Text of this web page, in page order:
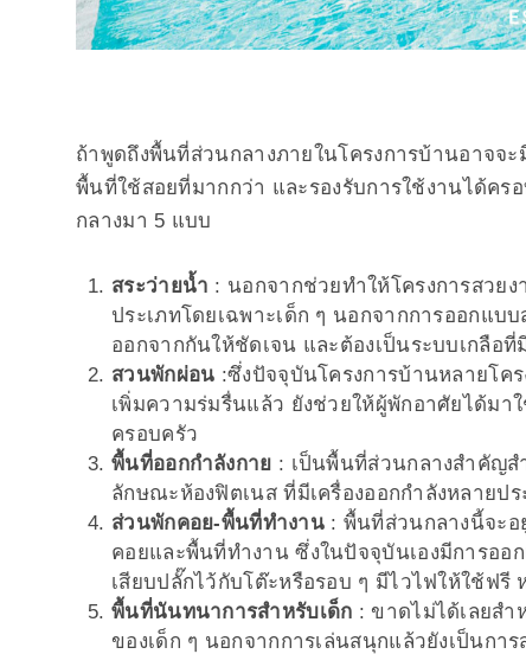
ถ้าพูดถึงพื้นที่ส่วนกลางภายในโครงการบ้านอาจ
พื้นที่ใช้สอยที่มากกว่า และรองรับการใช้งานได้ค
กลางมา 5 แบบ
สระว่ายน้ำ : นอกจากช่วยทำให้โครงการสวย
ประเภทโดยเฉพาะเด็ก ๆ นอกจากการออกแบ
ออกจากกันให้ชัดเจน และต้องเป็นระบบเกลือ
สวนพักผ่อน :ซึ่งปัจจุบันโครงการบ้านหลายโ
เพิ่มความร่มรื่นแล้ว ยังช่วยให้ผู้พักอาศัยได้มา
ครอบครัว
พื้นที่ออกกำลังกาย : เป็นพื้นที่ส่วนกลางสำคัญ
ลักษณะห้องฟิตเนส ที่มีเครื่องออกกำลังหลายป
ส่วนพักคอย-พื้นที่ทำงาน: พื้นที่ส่วนกลางนี้จะอ
คอยและพื้นที่ทำงาน ซึ่งในปัจจุบันเองมีการอ
เสียบปลั๊กไว้กับโต๊ะหรือรอบ ๆ มีไวไฟให้ใช้ฟรี
พื้นที่นันทนาการสำหรับเด็ก : ขาดไม่ได้เลยส
ของเด็ก ๆ นอกจากการเล่นสนุกแล้วยังเป็นก